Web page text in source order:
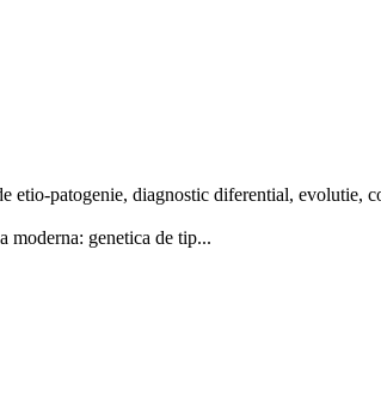
patogenie, diagnostic diferential, evolutie,
moderna: genetica de tip...